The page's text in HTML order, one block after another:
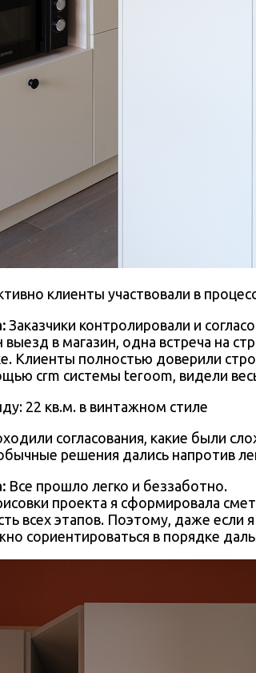
клиенты участвовали в
: Заказчики контролировали и
в магазин, одна встреча на
Клиенты полностью доверили
crm системы teroom, видели
согласования, какие были
решения дались напротив
: Все прошло легко и беззаботно.
проекта я сформировала
всех этапов. Поэтому, даже если
сориентироваться в порядке